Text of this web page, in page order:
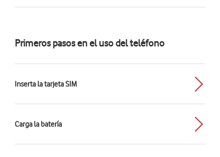
Primeros pasos en el uso del teléfono
Inserta la tarjeta SIM
Carga la batería